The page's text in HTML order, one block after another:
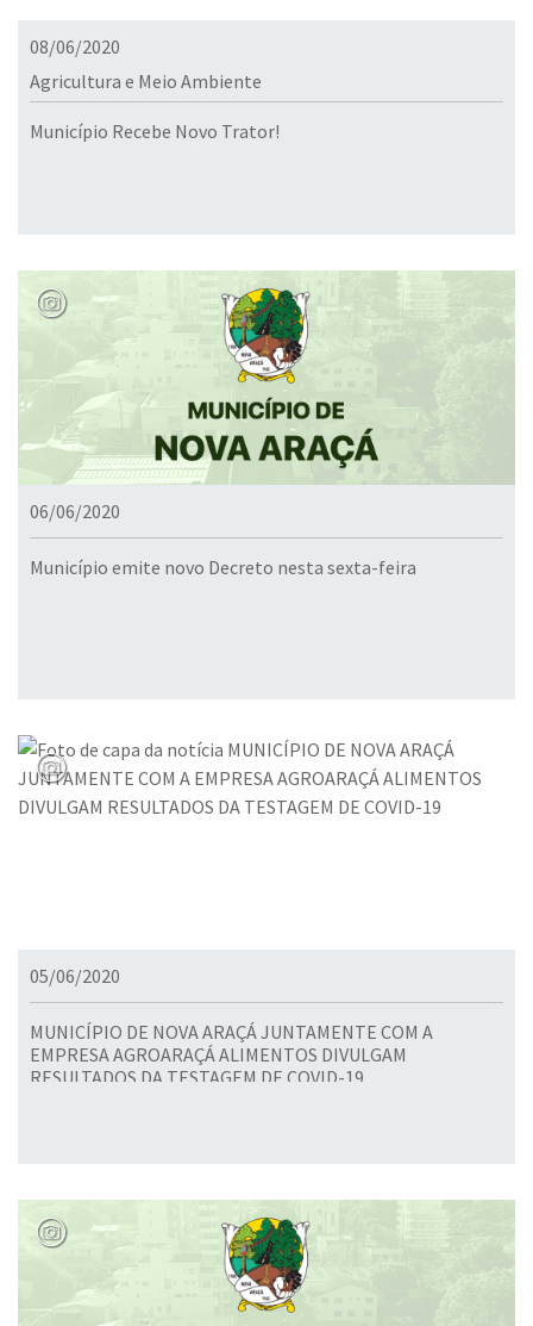
08/06/2020
Agricultura e Meio Ambiente
Município Recebe Novo Trator!
06/06/2020
Município emite novo Decreto nesta sexta-feira
05/06/2020
MUNICÍPIO DE NOVA ARAÇÁ JUNTAMENTE COM A
EMPRESA AGROARAÇÁ ALIMENTOS DIVULGAM
RESULTADOS DA TESTAGEM DE COVID-19